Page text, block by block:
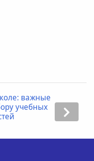
важные
учебных